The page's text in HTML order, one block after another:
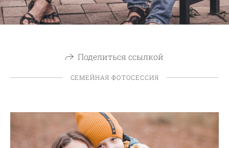
Поделиться ссылкой
СЕМЕЙНАЯ ФОТОСЕССИЯ